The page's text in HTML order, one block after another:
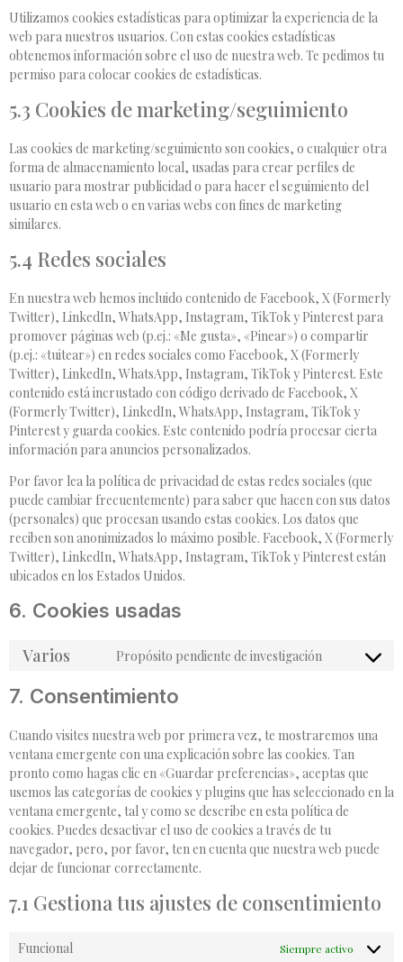
Utilizamos cookies estadísticas para optimizar la experiencia de la
web para nuestros usuarios. Con estas cookies estadísticas
obtenemos información sobre el uso de nuestra web. Te pedimos tu
permiso para colocar cookies de estadísticas.
5.3 Cookies de marketing/seguimiento
Las cookies de marketing/seguimiento son cookies, o cualquier otra
forma de almacenamiento local, usadas para crear perfiles de
usuario para mostrar publicidad o para hacer el seguimiento del
usuario en esta web o en varias webs con fines de marketing
similares.
5.4 Redes sociales
En nuestra web hemos incluido contenido de Facebook, X (Formerly
Twitter), LinkedIn, WhatsApp, Instagram, TikTok y Pinterest para
promover páginas web (p.ej.: «Me gusta», «Pinear») o compartir
(p.ej.: «tuitear») en redes sociales como Facebook, X (Formerly
Twitter), LinkedIn, WhatsApp, Instagram, TikTok y Pinterest. Este
contenido está incrustado con código derivado de Facebook, X
(Formerly Twitter), LinkedIn, WhatsApp, Instagram, TikTok y
Pinterest y guarda cookies. Este contenido podría procesar cierta
información para anuncios personalizados.
Por favor lea la política de privacidad de estas redes sociales (que
puede cambiar frecuentemente) para saber que hacen con sus datos
(personales) que procesan usando estas cookies. Los datos que
reciben son anonimizados lo máximo posible. Facebook, X (Formerly
Twitter), LinkedIn, WhatsApp, Instagram, TikTok y Pinterest están
ubicados en los Estados Unidos.
6. Cookies usadas
Varios Propósito pendiente de investigación
7. Consentimiento
Cuando visites nuestra web por primera vez, te mostraremos una
ventana emergente con una explicación sobre las cookies. Tan
pronto como hagas clic en «Guardar preferencias», aceptas que
usemos las categorías de cookies y plugins que has seleccionado en la
ventana emergente, tal y como se describe en esta política de
cookies. Puedes desactivar el uso de cookies a través de tu
navegador, pero, por favor, ten en cuenta que nuestra web puede
dejar de funcionar correctamente.
7.1 Gestiona tus ajustes de consentimiento
Funcional Siempre activo